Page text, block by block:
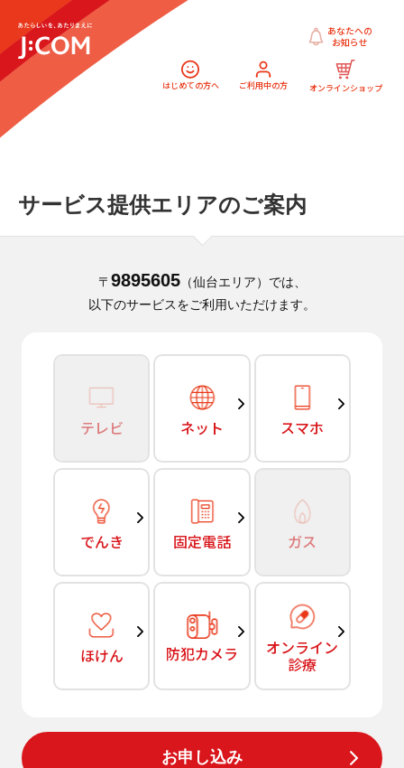
はじめての方へ ご利用中の方 オンラインショップ
あなたへの
お知らせ
サービス提供エリアのご案内
〒 9895605（仙台エリア）では、
以下のサービスをご利用いただけます。
テレビ ネット スマホ
でんき 固定電話 ガス
ほけん 防犯カメラ オンライン
診療
お申し込み